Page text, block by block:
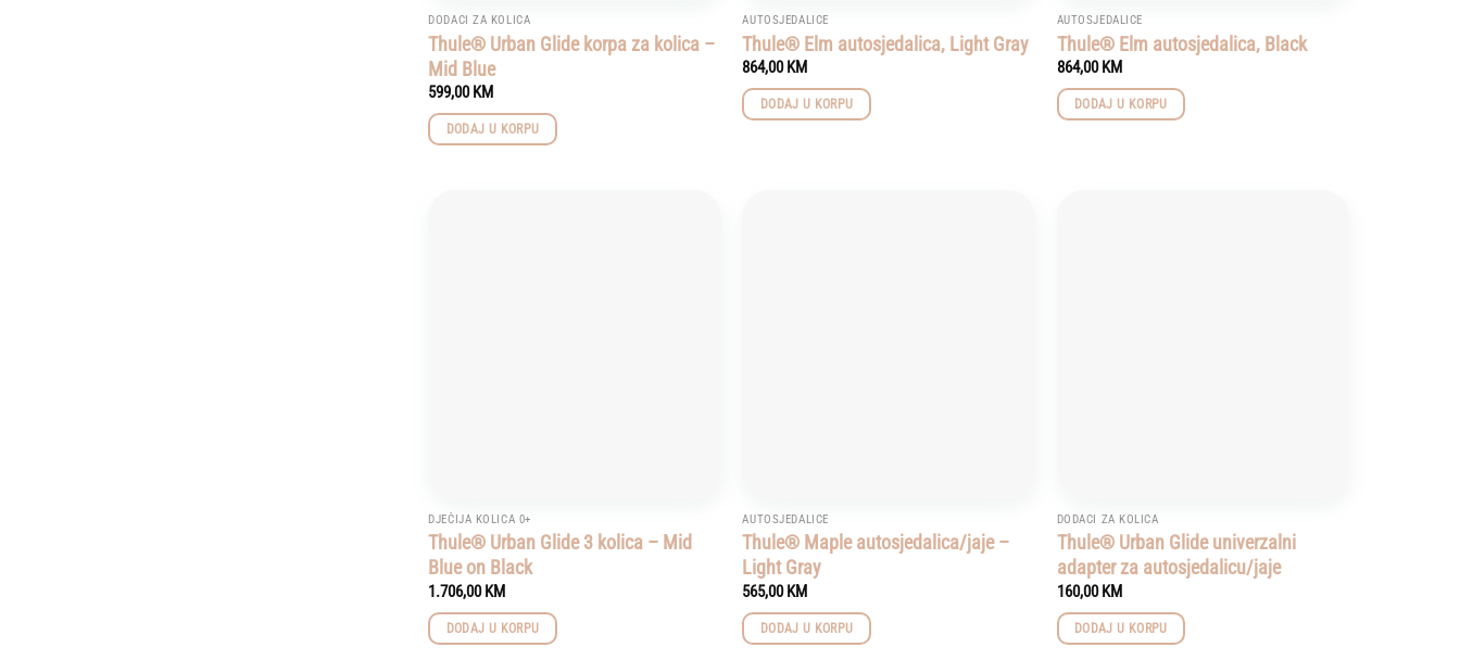
DODACI ZA KOLICA
Thule® Urban Glide korpa za kolica –
Mid Blue
599,00KM
DODAJ U KORPU
AUTOSJEDALICE
Thule® Elm autosjedalica, Light Gray
864,00KM
DODAJ U KORPU
AUTOSJEDALICE
Thule® Elm autosjedalica, Black
864,00KM
DODAJ U KORPU
DJEČIJA KOLICA 0+
Thule® Urban Glide 3 kolica – Mid
Blue on Black
1.706,00KM
DODAJ U KORPU
AUTOSJEDALICE
Thule® Maple autosjedalica/jaje –
Light Gray
565,00KM
DODAJ U KORPU
DODACI ZA KOLICA
Thule® Urban Glide univerzalni
adapter za autosjedalicu/jaje
160,00KM
DODAJ U KORPU